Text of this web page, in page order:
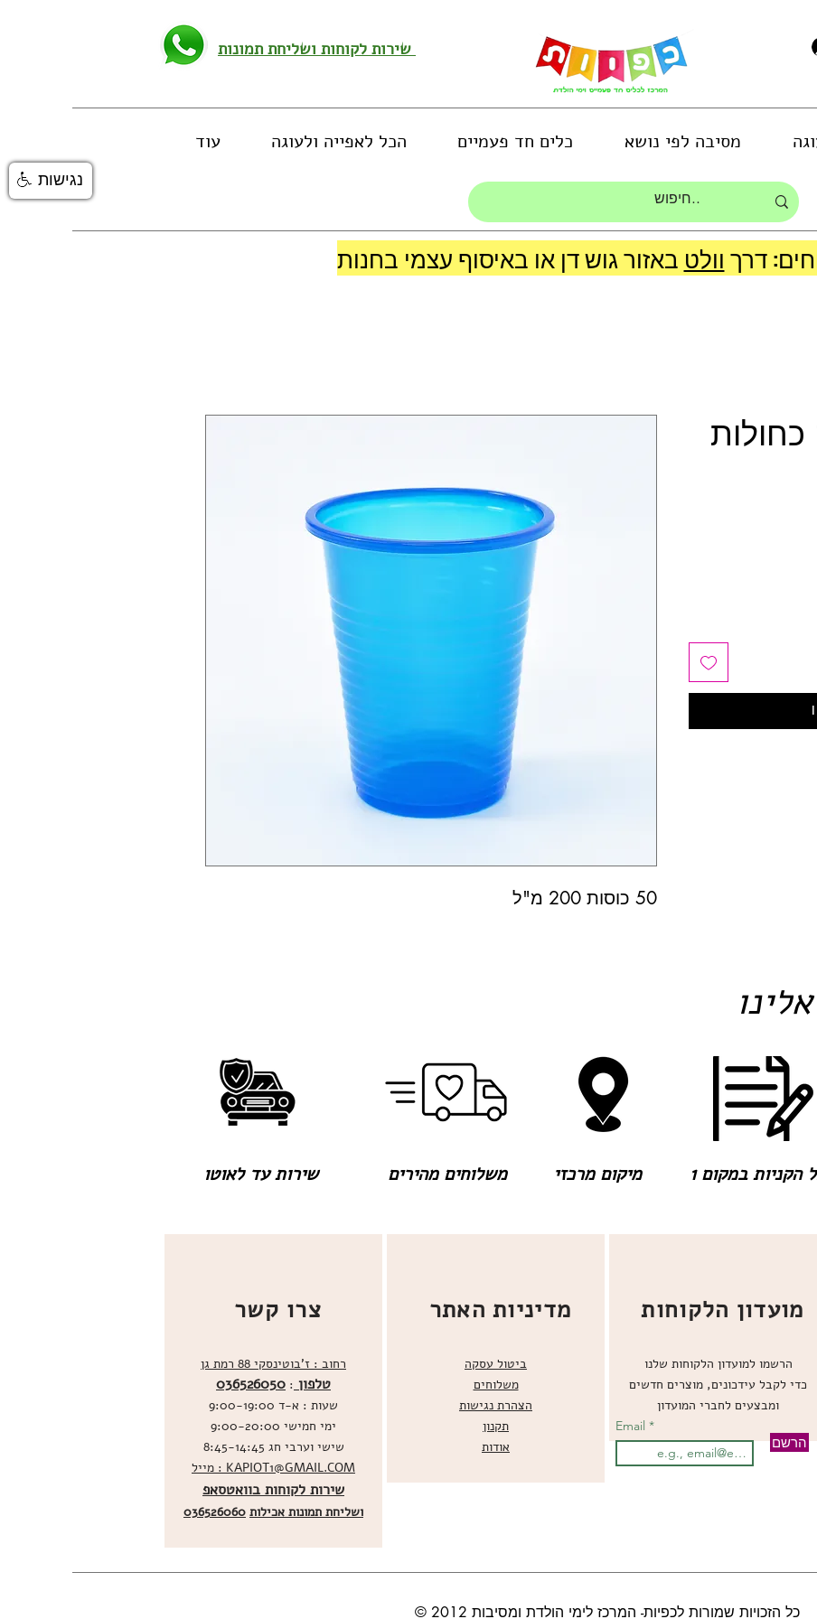
מסיבה לפי נושא כלים חד פעמיים הכל לאפייה ולעוגה עוד
דרך וולט
50 כוסות 200 מ"ל
שירות עד לאוטו משלוחים מהירים מיקום מרכזי הקניות במקום 1
צרו קשר
רחוב : ז'בוטינסקי 88 רמת גן
טלפון :
036526050
שעות : א-ד 9:00-19:00
ימי חמישי 9:00-20:00
שישי וערבי חג 8:45-14:45
מייל : KAPIOT1@GMAIL.COM
שירות לקוחות בוואטסאפ
ושליחת תמונות אכילות 036526060
מדיניות האתר
ביטול עסקה
משלוחים
הצהרת נגישות
תקנון
אודות
מועדון הלקוחות
הרשמו למועדון הלקוחות שלנו
כדי לקבל עידכונים, מוצרים חדשים
ומבצעים לחברי המועדון
Email
הרשם
© כל הזכויות שמורות לכפיות- המרכז לימי הולדת ומסיבות 2012
נגישות